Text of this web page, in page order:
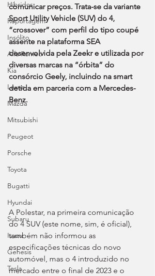
Híbridos
Reportagem
Insólito
Alfa Romeo
Kia
Lexus
Mazda
Mitsubishi
Peugeot
Porsche
Toyota
Bugatti
Hyundai
Subaru
Isuzu
Genesis
Tesla
comunicar preços. Trata-se da variante
Sport Utility Vehicle (SUV) do 4,
“crossover” com perfil do tipo coupé
assente na plataforma SEA
desenvolvida pela Zeekr e utilizada por
diversas marcas na “órbita” do
consórcio Geely, incluindo na smart
detida em parceria com a Mercedes-
Benz.
A Polestar, na primeira comunicação
do 4 SUV (este nome, sim, é oficial),
também não informou as
especificações técnicas do novo
automóvel, mas o 4 introduzido no
mercado entre o final de 2023 e o